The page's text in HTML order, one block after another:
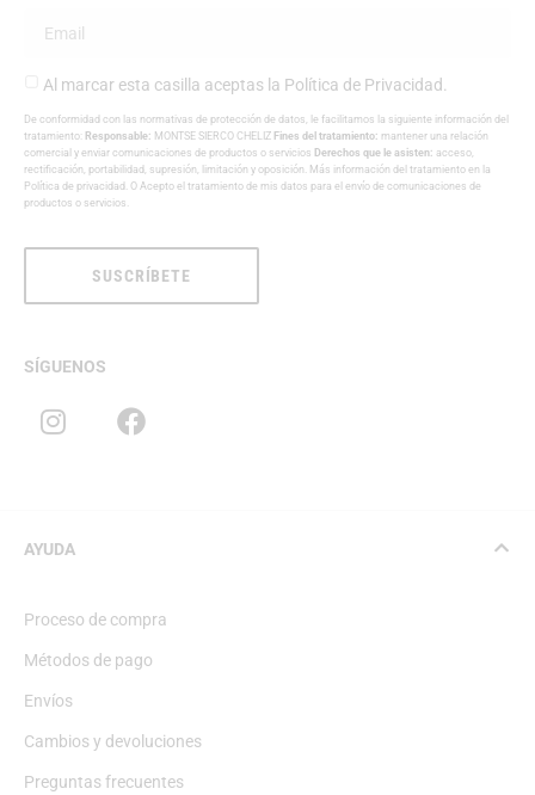
Al marcar esta casilla aceptas la Política de Privacidad.
De conformidad con las normativas de protección de datos, le facilitamos la siguiente información del
tratamiento: Responsable: MONTSE SIERCO CHELIZ Fines del tratamiento: mantener una relación
comercial y enviar comunicaciones de productos o servicios Derechos que le asisten: acceso,
rectificación, portabilidad, supresión, limitación y oposición. Más información del tratamiento en la
Política de privacidad . O Acepto el tratamiento de mis datos para el envío de comunicaciones de
productos o servicios.
SUSCRÍBETE
SÍGUENOS
AYUDA
Proceso de compra
Métodos de pago
Envíos
Cambios y devoluciones
Preguntas frecuentes